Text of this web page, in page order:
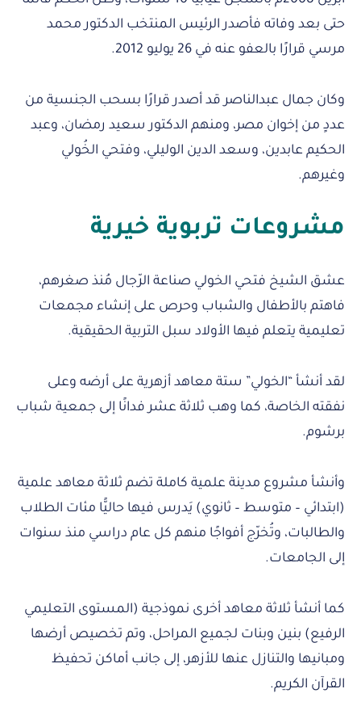
حتى بعد وفاته فأصدر الرئيس المنتخب الدكتور محمد
مرسي قرارًا بالعفو عنه في 26 يوليو 2012.
وكان جمال عبدالناصر قد أصدر قرارًا بسحب الجنسية من
عددٍ من إخوان مصر، ومنهم الدكتور سعيد رمضان، وعبد
الحكيم عابدين، وسعد الدين الوليلي، وفتحي الخُولي
وغيرهم.
مشروعات تربوية خيرية
عشق الشيخ فتحي الخولي صناعة الرّجال مُنذ صغرهم،
فاهتم بالأطفال والشباب وحرص على إنشاء مجمعات
تعليمية يتعلم فيها الأولاد سبل التربية الحقيقية.
لقد أنشأ “الخولي” ستة معاهد أزهرية على أرضه وعلى
نفقته الخاصة، كما وهب ثلاثة عشر فدانًا إلى جمعية شباب
برشوم.
وأنشأ مشروع مدينة علمية كاملة تضم ثلاثة معاهد علمية
(ابتدائي – متوسط – ثانوي) يَدرس فيها حاليًّا مئات الطلاب
والطالبات، وتُخرّج أفواجًا منهم كل عام دراسي منذ سنوات
إلى الجامعات.
كما أنشأ ثلاثة معاهد أخرى نموذجية (المستوى التعليمي
الرفيع) بنين وبنات لجميع المراحل، وتم تخصيص أرضها
ومبانيها والتنازل عنها للأزهر، إلى جانب أماكن تحفيظ
القرآن الكريم.